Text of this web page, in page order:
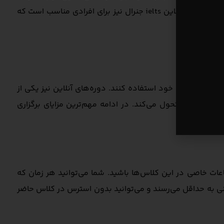
کنید. کلاس آنلاین آیلتس آکادمیک برای متقاضیانی مناسب است که به دنبال ادامه تحصیل در مقاطع بالاتر در کشورهای دیگر هستند. کلاس آنلاین ielts جنرال نیز برای افرادی مناسب است که
انگلیسی خود استفاده کنند. دوره‌های آنلاین نیز یکی از
را متحول می‌کند. در ادامه مهم‌ترین مزایای برگزاری
خاصی در این کلاس‌ها باشید. شما می‌توانید هر زمان که
به حداقل می‌رسند و می‌توانید بدون استرس در کلاس حاضر